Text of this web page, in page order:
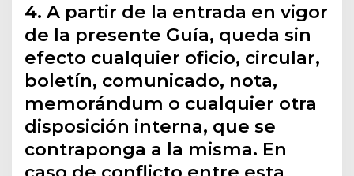
4. A partir de la entrada en vigor
de la presente Guía, queda sin
efecto cualquier oficio, circular,
boletín, comunicado, nota,
memorándum o cualquier otra
disposición interna, que se
contraponga a la misma. En